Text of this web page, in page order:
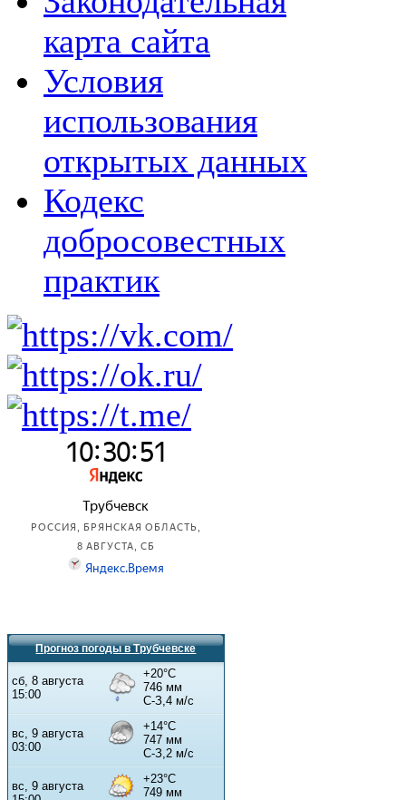
карта сайта
Условия
использования
открытых данных
Кодекс
добросовестных
практик
Прогноз погоды в Трубчевске